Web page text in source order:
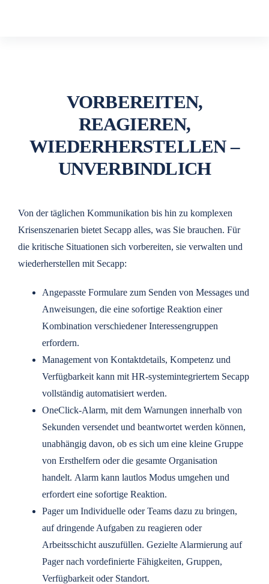
VORBEREITEN,
REAGIEREN,
WIEDERHERSTELLEN –
UNVERBINDLICH
Von der täglichen Kommunikation bis hin zu komplexen
Krisenszenarien bietet Secapp alles, was Sie brauchen. Für
die kritische Situationen sich vorbereiten, sie verwalten und
wiederherstellen mit Secapp:
Angepasste Formulare zum Senden von Messages und
Anweisungen, die eine sofortige Reaktion einer
Kombination verschiedener Interessengruppen
erfordern.
Management von Kontaktdetails, Kompetenz und
Verfügbarkeit kann mit HR-systemintegriertem Secapp
vollständig automatisiert werden.
OneClick-Alarm, mit dem Warnungen innerhalb von
Sekunden versendet und beantwortet werden können,
unabhängig davon, ob es sich um eine kleine Gruppe
von Ersthelfern oder die gesamte Organisation
handelt. Alarm kann lautlos Modus umgehen und
erfordert eine sofortige Reaktion.
Pager um Individuelle oder Teams dazu zu bringen,
auf dringende Aufgaben zu reagieren oder
Arbeitsschicht auszufüllen. Gezielte Alarmierung auf
Pager nach vordefinierte Fähigkeiten, Gruppen,
Verfügbarkeit oder Standort.